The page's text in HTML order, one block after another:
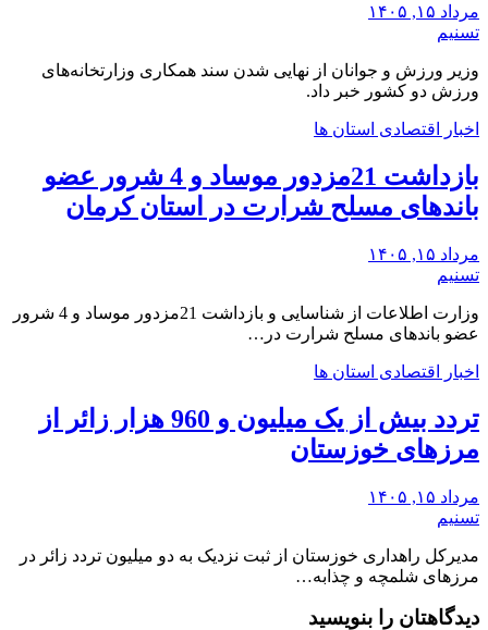
مرداد ۱۵, ۱۴۰۵
تسنیم
وزیر ورزش و جوانان از نهایی شدن سند همکاری وزارتخانه‌های
ورزش دو کشور خبر داد.
اخبار اقتصادی استان ها
بازداشت 21مزدور موساد و 4 شرور عضو
باندهای مسلح شرارت در استان کرمان
مرداد ۱۵, ۱۴۰۵
تسنیم
وزارت اطلاعات از شناسایی و بازداشت 21مزدور موساد و 4 شرور
عضو باندهای مسلح شرارت در…
اخبار اقتصادی استان ها
تردد بیش از یک میلیون و 960 هزار زائر از
مرزهای خوزستان
مرداد ۱۵, ۱۴۰۵
تسنیم
مدیرکل راهداری خوزستان از ثبت نزدیک به دو میلیون تردد زائر در
مرزهای شلمچه و چذابه…
دیدگاهتان را بنویسید